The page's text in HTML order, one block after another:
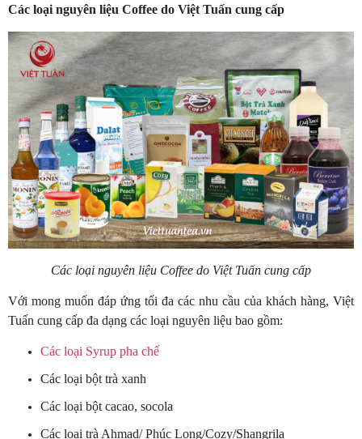
Các loại nguyên liệu Coffee do Việt Tuấn cung cấp
Các loại nguyên liệu Coffee do Việt Tuấn cung cấp
Với mong muốn đáp ứng tối đa các nhu cầu của khách hàng, Việt
Tuấn cung cấp đa dạng các loại nguyên liệu bao gồm:
Các loại Syrup pha chế
Các loại bột trà xanh
Các loại bột cacao, socola
Các loại trà Ahmad/ Phúc Long/Cozy/Shangrila